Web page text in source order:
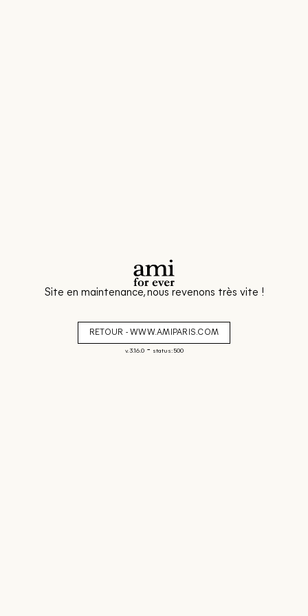
Site en maintenance, nous revenons très vite !
RETOUR - WWW.AMIPARIS.COM
v. 3.16.0- status: 500